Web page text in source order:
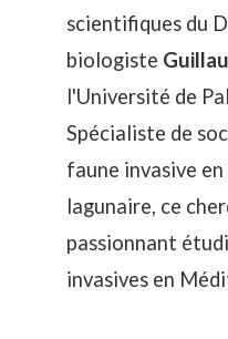
scientifiques du
biologiste
l'Université de
Spécialiste de
faune invasive
lagunaire, ce
passionnant
invasives en